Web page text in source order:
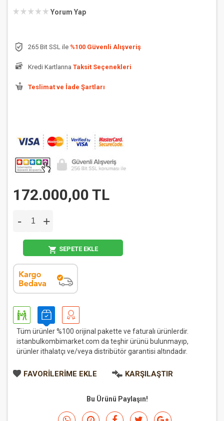
Yorum Yap
265 Bit SSL ile %100 Güvenli Alışveriş
Kredi Kartlarına Taksit Seçenekleri
Teslimat ve İade Şartları
172.000,00 TL
- +
SEPETE EKLE
Tüm ürünler %100 orijinal pakette ve faturalı ürünlerdir.
istanbulkombimarket.com da teşhir ürünü bulunmayıp,
ürünler ithalatçı ve/veya distribütör garantisi altındadır.
FAVORILERIME EKLE KARŞILAŞTIR
Bu Ürünü Paylaşın!